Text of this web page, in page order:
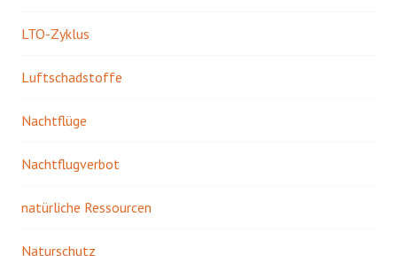
LTO-Zyklus
Luftschadstoffe
Nachtflüge
Nachtflugverbot
natürliche Ressourcen
Naturschutz